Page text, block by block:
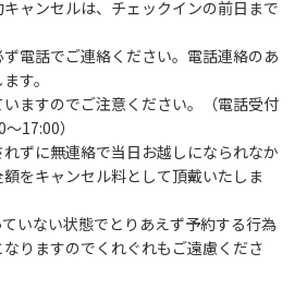
目的広場を含む。）の使用は、事前に
、連泊の方を除き、正午からです。
につき1区画の予約をお願いします。
の手続きを行ってください。午後3
午後3時になりましたら管理棟にて手
午後5時過ぎにお越しの方は、翌朝
。
下ろし時以外は、駐車場にとめてく
、午前10時まで（日帰り使用の場合は
ェックインの手続きを行っていない
合は、必ず手続きを行ってくださ
ャンセルは、チェックインの前日まで
電話でご連絡ください。電話連絡のあ
す。
ますのでご注意ください。（電話受付
17:00）
ずに無連絡で当日お越しになられなか
をキャンセル料として頂戴いたしま
いない状態でとりあえず予約する行為
りますのでくれぐれもご遠慮くださ